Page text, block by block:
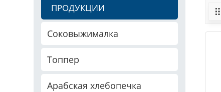
ПРОДУКЦИИ
Соковыжималка
Топпер
Арабская хлебопечка